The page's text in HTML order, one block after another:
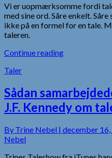
Vi er uopmærksomme fordi
med sine ord. Såre enkelt.
ikke på en formel for en tale.
taleren.
Continue reading
Taler
Sådan
J.F. Kennedy om
By Trine Nebel | december
Nebel